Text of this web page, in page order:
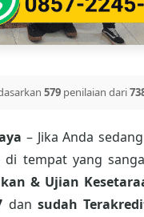
579 penilaian dari
– Jika Anda
di tempat yang
& Ujian
dansudah